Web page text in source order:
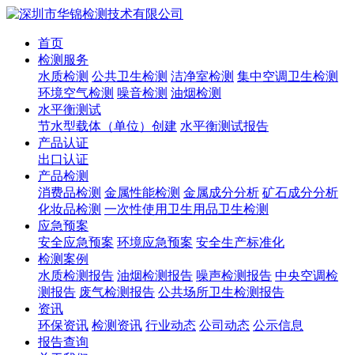
首页
检测服务
水质检测 公共卫生检测 洁净室检测 集中空调卫生检测
环境空气检测 噪音检测 油烟检测
水平衡测试
节水型载体（单位）创建 水平衡测试报告
产品认证
出口认证
产品检测
消费品检测 金属性能检测 金属成分分析 矿石成分分析
化妆品检测 一次性使用卫生用品卫生检测
应急预案
安全应急预案 环境应急预案 安全生产标准化
检测案例
水质检测报告 油烟检测报告 噪声检测报告 中央空调检
测报告 废气检测报告 公共场所卫生检测报告
资讯
环保资讯 检测资讯 行业动态 公司动态 公示信息
报告查询